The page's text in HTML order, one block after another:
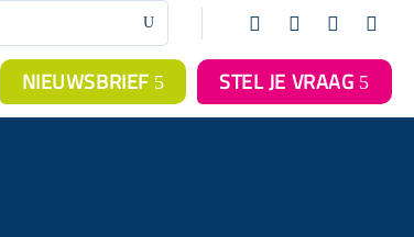
U    
NIEUWSBRIEF 5 STEL JE VRAAG 5